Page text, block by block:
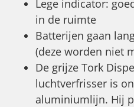
Lege indicator:
in de ruimte
Batterijen gaan
(deze worden niet
De grijze Tork
luchtverfrisser is
aluminiumlijn. Hij